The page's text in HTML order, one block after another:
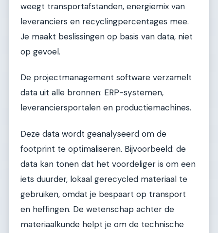
weegt transportafstanden, energiemix van
leveranciers en recyclingpercentages mee.
Je maakt beslissingen op basis van data, niet
op gevoel.
De projectmanagement software verzamelt
data uit alle bronnen: ERP-systemen,
leveranciersportalen en productiemachines.
Deze data wordt geanalyseerd om de
footprint te optimaliseren. Bijvoorbeeld: de
data kan tonen dat het voordeliger is om een
iets duurder, lokaal gerecycled materiaal te
gebruiken, omdat je bespaart op transport
en heffingen. De wetenschap achter de
materiaalkunde helpt je om de technische